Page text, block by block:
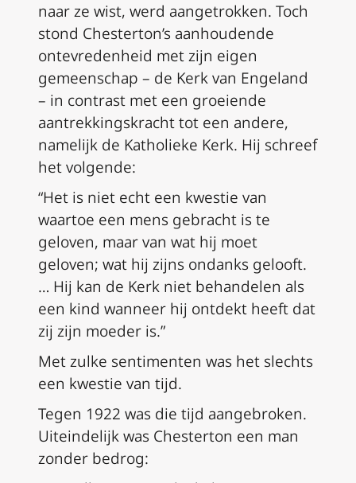
naar ze wist, werd aangetrokken. Toch
stond Chesterton’s aanhoudende
ontevredenheid met zijn eigen
gemeenschap – de Kerk van Engeland
– in contrast met een groeiende
aantrekkingskracht tot een andere,
namelijk de Katholieke Kerk. Hij schreef
het volgende:
“Het is niet echt een kwestie van
waartoe een mens gebracht is te
geloven, maar van wat hij moet
geloven; wat hij zijns ondanks gelooft.
… Hij kan de Kerk niet behandelen als
een kind wanneer hij ontdekt heeft dat
zij zijn moeder is.”
Met zulke sentimenten was het slechts
een kwestie van tijd.
Tegen 1922 was die tijd aangebroken.
Uiteindelijk was Chesterton een man
zonder bedrog: